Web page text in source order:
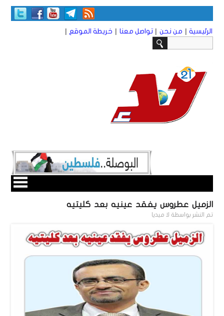
الرئيسية | من نحن | تواصل معنا | خريطة الموقع |
الزميل عطروس يفقد عينيه بعد كليتيه
تم النشر بواسطة لا ميديا